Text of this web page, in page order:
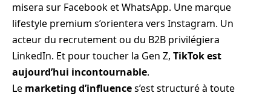
misera sur Facebook et WhatsApp. Une marque
lifestyle premium s’orientera vers Instagram. Un
acteur du recrutement ou du B2B privilégiera
LinkedIn. Et pour toucher la Gen Z, TikTok est
aujourd’hui incontournable.
Le marketing d’influences’est structuré à toute